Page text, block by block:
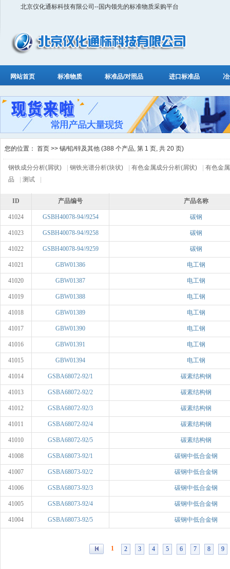
北京仪化通标科技有限公司--国内领先的标准物质采购平台
网站首页 标准物质 标准品/对照品 进口标准品
您的位置： 首页 >> 锡/铅/锌及其他 (388 个产品, 第 1 页, 共 20 页)
钢铁成分分析(屑状) 钢铁光谱分析(块状) 有色金属成分分析(屑状)
有色金
品
测试
ID 产品编号 产品名称
41024 GSBH40078-94//9254 碳钢
41023 GSBH40078-94//9258 碳钢
41022 GSBH40078-94//9259 碳钢
41021 GBW01386 电工钢
41020 GBW01387 电工钢
41019 GBW01388 电工钢
41018 GBW01389 电工钢
41017 GBW01390 电工钢
41016 GBW01391 电工钢
41015 GBW01394 电工钢
41014 GSBA68072-92/1 碳素结构钢
41013 GSBA68072-92/2 碳素结构钢
41012 GSBA68072-92/3 碳素结构钢
41011 GSBA68072-92/4 碳素结构钢
41010 GSBA68072-92/5 碳素结构钢
41008 GSBA68073-92/1 碳钢中低合金钢
41007 GSBA68073-92/2 碳钢中低合金钢
41006 GSBA68073-92/3 碳钢中低合金钢
41005 GSBA68073-92/4 碳钢中低合金钢
41004 GSBA68073-92/5 碳钢中低合金钢
1 2 3 4 5 6 7 8 9